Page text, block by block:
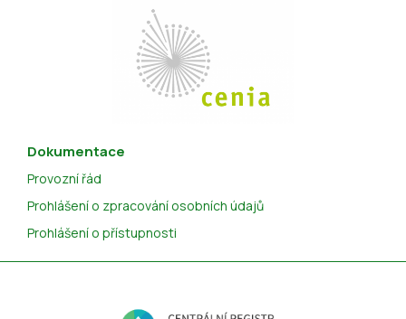
Dokumentace
Provozní řád
Prohlášení o zpracování osobních údajů
Prohlášení o přístupnosti